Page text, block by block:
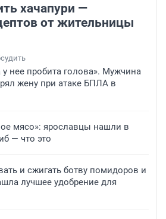
хачапури —
от жительницы
нее пробита голова». Мужчина
жену при атаке БПЛА в
мясо»: ярославцы нашли в
— что это
и сжигать ботву помидоров и
лучшее удобрение для